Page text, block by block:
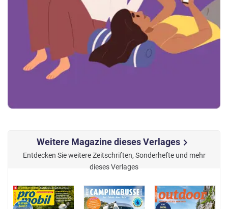
Weitere Magazine dieses Verlageschevron_right
Entdecken Sie weitere Zeitschriften, Sonderhefte und mehr
dieses Verlages